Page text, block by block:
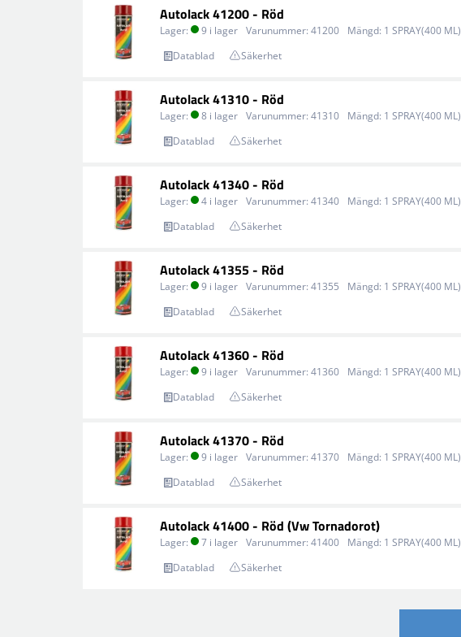
Autolack 41200 - Röd
Lager: 9 i lager Varunummer: 41200 Mängd: 1 SPRAY(400 ML)
Datablad
Säkerhet
Autolack 41310 - Röd
Lager: 8 i lager Varunummer: 41310 Mängd: 1 SPRAY(400 ML)
Datablad
Säkerhet
Autolack 41340 - Röd
Lager: 4 i lager Varunummer: 41340 Mängd: 1 SPRAY(400 ML)
Datablad
Säkerhet
Autolack 41355 - Röd
Lager: 9 i lager Varunummer: 41355 Mängd: 1 SPRAY(400 ML)
Datablad
Säkerhet
Autolack 41360 - Röd
Lager: 9 i lager Varunummer: 41360 Mängd: 1 SPRAY(400 ML)
Datablad
Säkerhet
Autolack 41370 - Röd
Lager: 9 i lager Varunummer: 41370 Mängd: 1 SPRAY(400 ML)
Datablad
Säkerhet
Autolack 41400 - Röd (Vw Tornadorot)
Lager: 7 i lager Varunummer: 41400 Mängd: 1 SPRAY(400 ML)
Datablad
Säkerhet